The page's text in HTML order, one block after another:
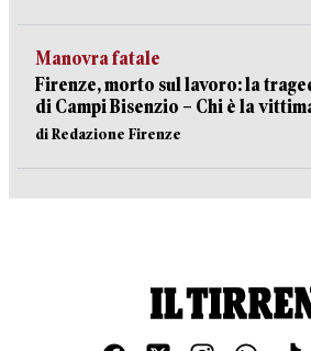
Manovra fatale
Firenze, morto sul lavoro: la
di Campi Bisenzio – Chi è la
di Redazione Firenze